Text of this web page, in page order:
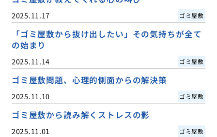
2025.11.17 ゴミ屋敷
「ゴミ屋敷から抜け出したい」その気持ちが全て
の始まり
2025.11.14 ゴミ屋敷
ゴミ屋敷問題、心理的側面からの解決策
2025.11.10 ゴミ屋敷
ゴミ屋敷から読み解くストレスの影
2025.11.01 ゴミ屋敷